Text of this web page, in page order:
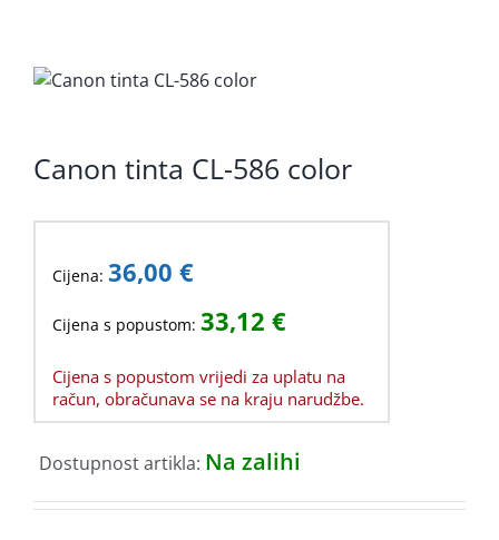
RAČUNALA
PERIFERIJA
KABELI I KONEKTORI
MREŽNA OPREMA
PRINTERI
POTROŠNI
POTROŠAČKA ELEKTRONIKA
OSTALO
Canon tinta CL-586 color
Cijena: 36,00 €
Cijena s popustom: 33,12 €
Cijena s popustom vrijedi za uplatu na
račun, obračunava se na kraju narudžbe.
Dostupnost artikla: Na zalihi